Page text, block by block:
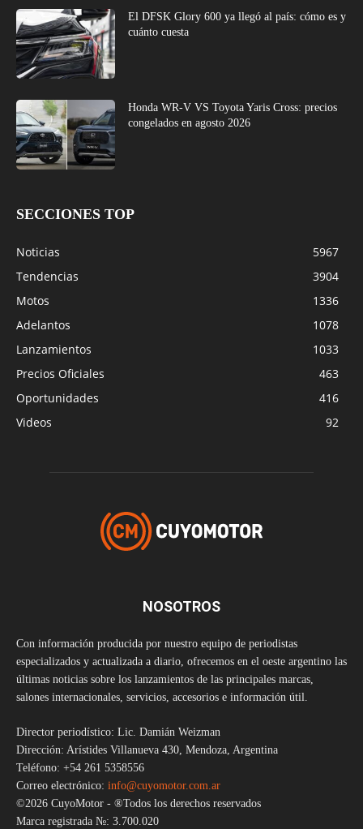
El DFSK Glory 600 ya llegó al país: cómo es y
cuánto cuesta
Honda WR-V VS Toyota Yaris Cross: precios
congelados en agosto 2026
SECCIONES TOP
Noticias
5967
Tendencias
3904
Motos
1336
Adelantos
1078
Lanzamientos
1033
Precios Oficiales
463
Oportunidades
416
Videos
92
NOSOTROS
Con información producida por nuestro equipo de periodistas
especializados y actualizada a diario, ofrecemos en el oeste argentino las
últimas noticias sobre los lanzamientos de las principales marcas,
salones internacionales, servicios, accesorios e información útil.
Director periodístico: Lic. Damián Weizman
Dirección: Arístides Villanueva 430, Mendoza, Argentina
Teléfono: +54 261 5358556
Correo electrónico: info@cuyomotor.com.ar
©2026 CuyoMotor - ®Todos los derechos reservados
Marca registrada №: 3.700.020